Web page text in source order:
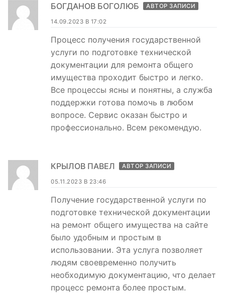
БОГДАНОВ БОГОЛЮБ АВТОР ЗАПИСИ
14.09.2023 В 17:02
Процесс получения государственной
услуги по подготовке технической
документации для ремонта общего
имущества проходит быстро и легко.
Все процессы ясны и понятны, а служба
поддержки готова помочь в любом
вопросе. Сервис оказан быстро и
профессионально. Всем рекомендую.
КРЫЛОВ ПАВЕЛ АВТОР ЗАПИСИ
05.11.2023 В 23:46
Получение государственной услуги по
подготовке технической документации
на ремонт общего имущества на сайте
было удобным и простым в
использовании. Эта услуга позволяет
людям своевременно получить
необходимую документацию, что делает
процесс ремонта более простым.